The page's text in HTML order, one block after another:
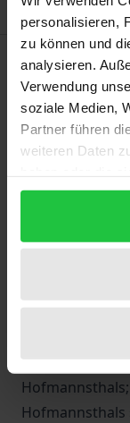
personalisieren,
zu können und
analysieren.
Verwendung
soziale Medien,
Partner führen
weiteren Daten
gesammelt
Description
Das
Moderne ist
Hofmannsthal-
Beiträge
europäischen
Hofmannsthal:
Hugo von
(übersetzt von
Mayer: Zum
Hofmannsthals